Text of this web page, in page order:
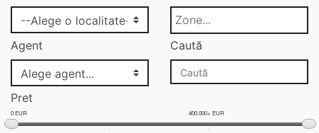
Agent Caută
Pret
0 EUR 400.000+ EUR